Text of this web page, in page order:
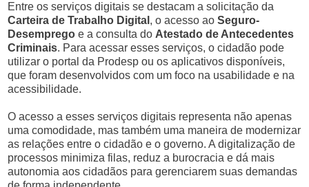
Entre os serviços digitais se destacam a solicitação da
Carteira de Trabalho Digital , o acesso aoSeguro-
Desemprego e a consulta do Atestado de Antecedentes
Criminais. Para acessar esses serviços, o cidadão pode
utilizar o portal da Prodesp ou os aplicativos disponíveis,
que foram desenvolvidos com um foco na usabilidade e na
acessibilidade.
O acesso a esses serviços digitais representa não apenas
uma comodidade, mas também uma maneira de modernizar
as relações entre o cidadão e o governo. A digitalização de
processos minimiza filas, reduz a burocracia e dá mais
autonomia aos cidadãos para gerenciarem suas demandas